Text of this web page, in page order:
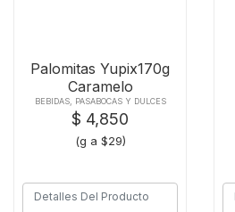
Palomitas Yupix170g
Caramelo
BEBIDAS, PASABOCAS Y DULCES
$ 4,850
(g a $29)